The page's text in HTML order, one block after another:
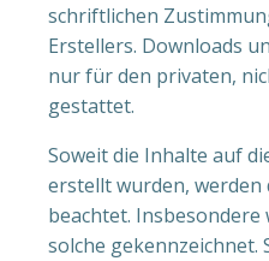
schriftlichen
Erstellers. Downloads
nur für den privaten,
gestattet.
Soweit die Inhalte auf
erstellt wurden,
beachtet.
solche gekennzeichnet.